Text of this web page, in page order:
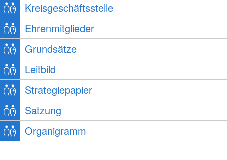
Kreisgeschäftsstelle
Ehrenmitglieder
Grundsätze
Leitbild
Strategiepapier
Satzung
Organigramm